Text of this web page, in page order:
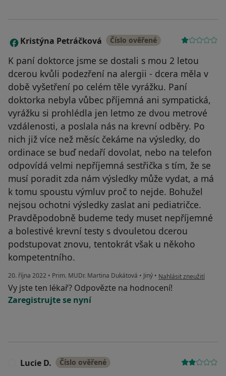
K Kristýna Petráčková Číslo ověřené
K paní doktorce jsme se dostali s mou 2 letou
dcerou kvůli podezření na alergii - dcera měla v
době vyšetření po celém těle vyrážku. Paní
doktorka nebyla vůbec příjemná ani sympatická,
vyrážku si prohlédla jen letmo ze dvou metrové
vzdálenosti, a poslala nás na krevní odběry. Po
nich již více než měsíc čekáme na výsledky, do
ordinace se buď nedaří dovolat, nebo na telefon
odpovídá velmi nepříjemná sestřička s tím, že se
musí poradit zda nám výsledky může vydat, a má
k tomu spoustu výmluv proč to nejde. Bohužel
nejsou ochotni výsledky zaslat ani pediatričce.
Pravděpodobně budeme tedy muset nepříjemné
a bolestivé krevní testy s dvouletou dcerou
podstupovat znovu, tentokrát však u někoho
kompetentního.
20. října 2022 • Prim. MUDr. Martina Dukátová • Jiný • podle názoru uživatele
Nahlásit zneužití
Vy jste ten lékař? Odpovězte na hodnocení!
Zaregistrujte se nyní
Lucie D. Číslo ověřené